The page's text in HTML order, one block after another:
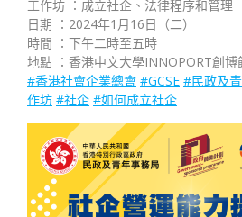
工作坊 ：成立社企、法律程序和管理
日期 ：2024年1月16日（二）
時間 ：下午二時至五時
地點 ：香港中文大學INNOPORT創博
#香港社會企業總會 #GCSE #民政及
作坊 #社企 #如何成立社企